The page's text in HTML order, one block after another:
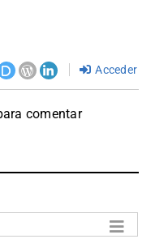
Acceder
comentar